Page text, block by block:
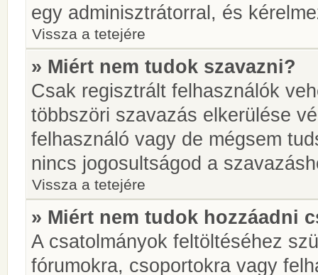
egy adminisztrátorral, és
Vissza a tetejére
» Miért nem tudok szavazni?
Csak regisztrált felhasználók
többszöri szavazás elkerülése
felhasználó vagy de mégsem
nincs jogosultságod a
Vissza a tetejére
» Miért nem tudok hozzáadni
A csatolmányok feltöltéséhez
fórumokra, csoportokra vagy